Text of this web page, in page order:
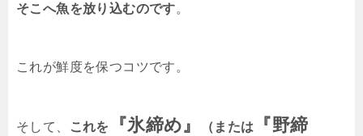
そこへ魚を放り込むのです。
これが鮮度を保つコツです。
そして、 これを 『氷締め』 （または
『野締